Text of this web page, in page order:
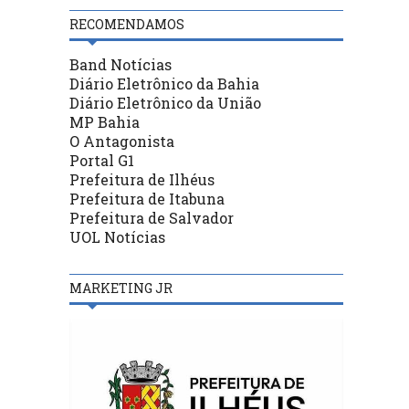
RECOMENDAMOS
Band Notícias
Diário Eletrônico da Bahia
Diário Eletrônico da União
MP Bahia
O Antagonista
Portal G1
Prefeitura de Ilhéus
Prefeitura de Itabuna
Prefeitura de Salvador
UOL Notícias
MARKETING JR